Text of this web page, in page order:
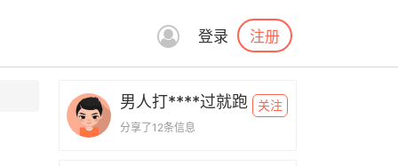
登录 注册
男人打****过就跑
分享了12条信息
关注